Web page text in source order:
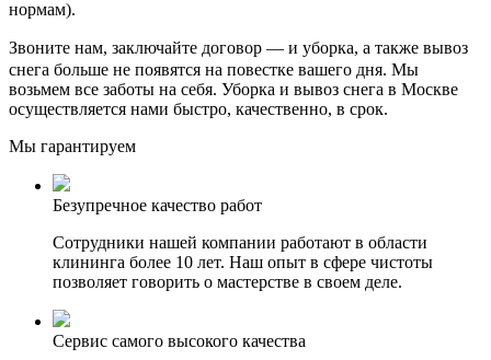
нормам).
Звоните нам, заключайте договор — и уборка, а также вывоз
снега больше не появятся на повестке вашего дня. Мы
возьмем все заботы на себя. Уборка и вывоз снега в Москве
осуществляется нами быстро, качественно, в срок.
Мы гарантируем
Безупречное качество работ
Сотрудники нашей компании работают в области
клининга более 10 лет. Наш опыт в сфере чистоты
позволяет говорить о мастерстве в своем деле.
Сервис самого высокого качества